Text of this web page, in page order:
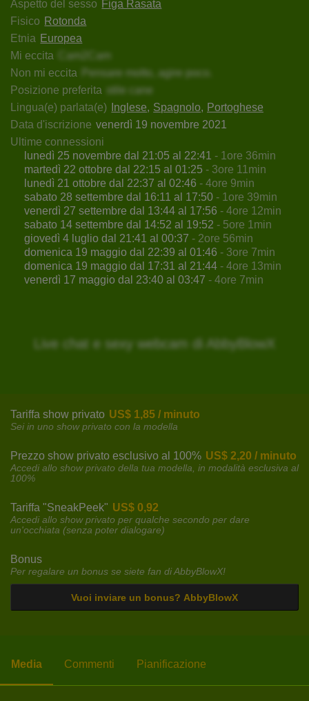
Aspetto del sesso Figa Rasata
Fisico Rotonda
Etnia Europea
Mi eccita
Cam2Cam
Non mi eccita
Pensare molto, agire poco.
Posizione preferita
stile cane
Lingua(e) parlata(e)
Inglese Spagnolo
Portoghese
Data d'iscrizione venerdì 19 novembre 2021
Ultime connessioni
lunedì 25 novembre dal 21:05 al 22:41 - 1ore 36min
martedì 22 ottobre dal 22:15 al 01:25 - 3ore 11min
lunedì 21 ottobre dal 22:37 al 02:46 - 4ore 9min
sabato 28 settembre dal 16:11 al 17:50 - 1ore 39min
venerdì 27 settembre dal 13:44 al 17:56 - 4ore 12min
sabato 14 settembre dal 14:52 al 19:52 - 5ore 1min
giovedì 4 luglio dal 21:41 al 00:37 - 2ore 56min
domenica 19 maggio dal 22:39 al 01:46 - 3ore 7min
domenica 19 maggio dal 17:31 al 21:44 - 4ore 13min
venerdì 17 maggio dal 23:40 al 03:47 - 4ore 7min
Live chat e sexy webcam di AbbyBlowX
Tariffa show privato US$ 1,85 / minuto
Sei in uno show privato con la modella
Prezzo show privato esclusivo al 100% US$ 2,20 / minuto
Accedi allo show privato della tua modella, in modalità esclusiva al
100%
Tariffa "SneakPeek" US$ 0,92
Accedi allo show privato per qualche secondo per dare
un'occhiata (senza poter dialogare)
Bonus
Per regalare un bonus se siete fan di AbbyBlowX!
Vuoi inviare un bonus? AbbyBlowX
Media Commenti Pianificazione